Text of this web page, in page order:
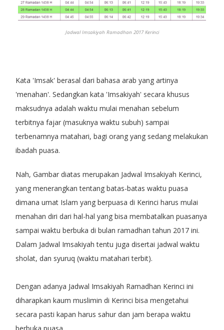
Jadwal Imsakiyah Ramadhan 2017 Kerinci
Kata 'Imsak' berasal dari bahasa arab yang artinya
'menahan'. Sedangkan kata 'Imsakiyah' secara khusus
maksudnya adalah waktu mulai menahan sebelum
terbitnya fajar (masuknya waktu subuh) sampai
terbenamnya matahari, bagi orang yang sedang melakukan
ibadah puasa.
Nah, Gambar diatas merupakan Jadwal Imsakiyah Kerinci,
yang menerangkan tentang batas-batas waktu puasa
dimana umat Islam yang berpuasa di Kerinci harus mulai
menahan diri dari hal-hal yang bisa membatalkan puasanya
sampai waktu berbuka di bulan ramadhan tahun 2017 ini.
Dalam Jadwal Imsakiyah tentu juga disertai jadwal waktu
sholat, dan syuruq (waktu matahari terbit).
Dengan adanya Jadwal Imsakiyah Ramadhan Kerinci ini
diharapkan kaum muslimin di Kerinci bisa mengetahui
secara pasti kapan harus sahur dan jam berapa waktu